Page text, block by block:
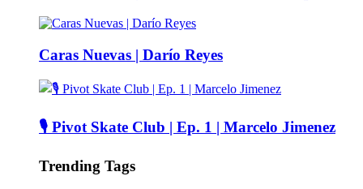
Caras Nuevas | Darío Reyes
🎙️ Pivot Skate Club | Ep. 1 | Marcelo Jimenez
Trending Tags